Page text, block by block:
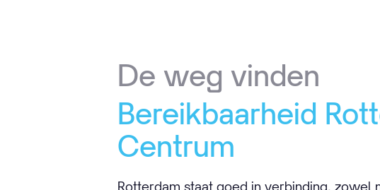
De weg vinden
Bereikbaarheid
Centrum
Rotterdam staat goed in verbinding, zowel